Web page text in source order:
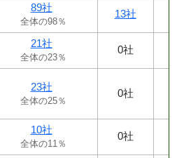
89社
全体の98％
13社
21社
全体の23％
0社
23社
全体の25％
0社
10社
全体の11％
0社